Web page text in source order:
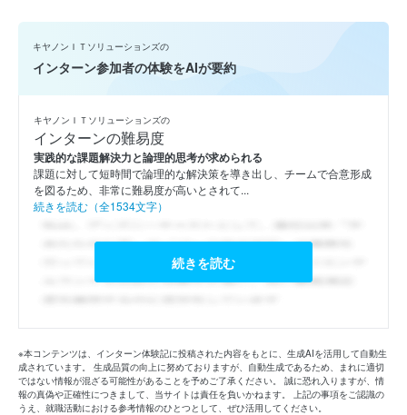
キヤノンＩＴソリューションズの
インターン参加者の体験をAIが要約
キヤノンＩＴソリューションズの
インターンの難易度
実践的な課題解決力と論理的思考が求められる
課題に対して短時間で論理的な解決策を導き出し、チームで合意形成
を図るため、非常に難易度が高いとされて...
続きを読む（全1534文字）
続きを読む
※本コンテンツは、インターン体験記に投稿された内容をもとに、生成AIを活用して自動生
成されています。 生成品質の向上に努めておりますが、自動生成であるため、まれに適切
ではない情報が混ざる可能性があることを予めご了承ください。 誠に恐れ入りますが、情
報の真偽や正確性につきまして、当サイトは責任を負いかねます。 上記の事項をご認識の
うえ、就職活動における参考情報のひとつとして、ぜひ活用してください。